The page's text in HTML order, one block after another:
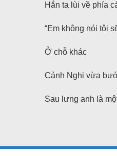
Hắn ta lùi về phía
“Em không nói tôi
Ở chỗ khác
Cảnh Nghi vừa
Sau lưng anh là